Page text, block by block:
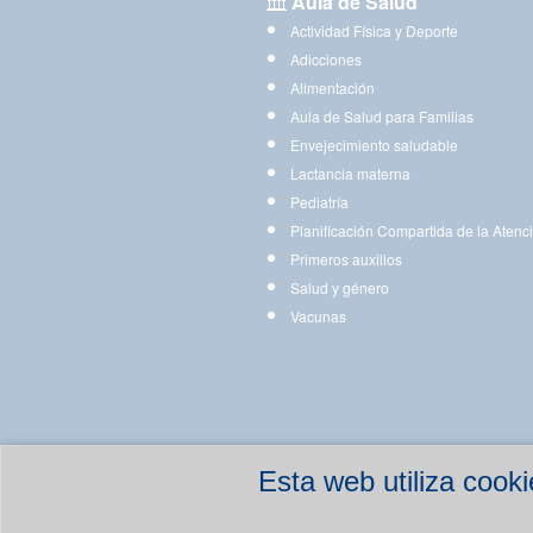
Esta web utiliza
Actividad Física y Deporte
Adicciones
Alimentación
Aula de Salud para Familias
Envejecimiento saludable
Lactancia materna
Pediatría
Planificación Compartida de la
Primeros auxilios
Salud y género
Vacunas